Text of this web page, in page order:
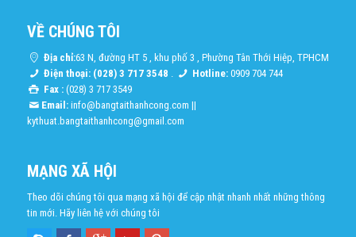
VỀ CHÚNG TÔI
Địa chỉ:63 N, đường HT 5 , khu phố 3 , Phường Tân Thới Hiệp, TPHCM
Điện thoại: (028) 3 717 3548 . Hotline: 0909 704 744
Fax :(028) 3 717 3549
Email: info@bangtaithanhcong.com ||
kythuat.bangtaithanhcong@gmail.com
MẠNG XÃ HỘI
Theo dõi chúng tôi qua mạng xã hội để cập nhật nhanh nhất những thông
tin mới. Hãy liên hệ với chúng tôi